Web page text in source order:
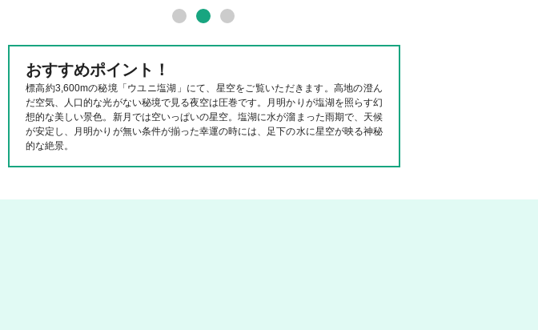
おすすめポイント！
標高約3,600mの秘境「ウユニ塩湖」にて、星空をご覧いただきます。高地の澄ん
だ空気、人口的な光がない秘境で見る夜空は圧巻です。月明かりが塩湖を照らす幻
想的な美しい景色。新月では空いっぱいの星空。塩湖に水が溜まった雨期で、天候
が安定し、月明かりが無い条件が揃った幸運の時には、足下の水に星空が映る神秘
的な絶景。